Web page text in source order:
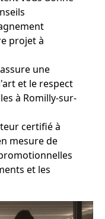
projet à
une
et le respect
à Romilly-sur-
certifié à
mesure de
et les